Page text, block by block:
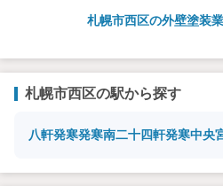
札幌市西区の外壁塗装
札幌市西区の駅から探す
八軒発寒発寒南二十四軒発寒中央